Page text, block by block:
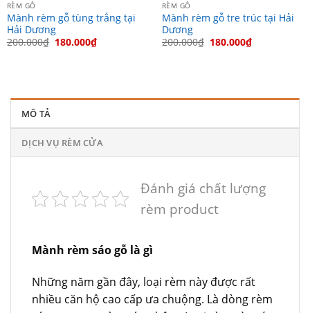
RÈM GỖ
Mành rèm gỗ tùng trắng tại
Hải Dương
200.000₫ 180.000₫
RÈM GỖ
Mành rèm gỗ tre trúc tại Hải
Dương
200.000₫ 180.000₫
MÔ TẢ
DỊCH VỤ RÈM CỬA
Đánh giá chất lượng
rèm product
Mành rèm sáo gỗ là gì
Những năm gần đây, loại rèm này được rất
nhiều căn hộ cao cấp ưa chuộng. Là dòng rèm